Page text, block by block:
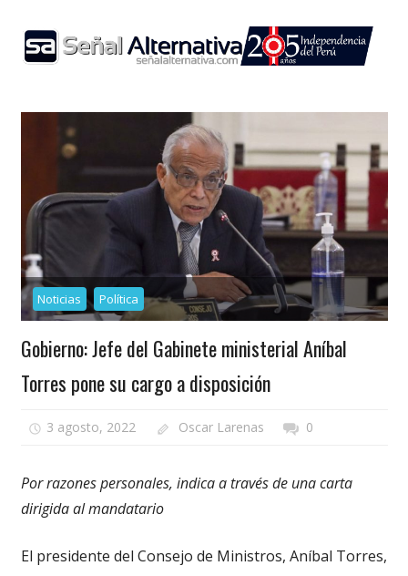
content
Noticias Política
Gobierno: Jefe del Gabinete ministerial Aníbal
Torres pone su cargo a disposición
3 agosto, 2022 Oscar Larenas 0
Por razones personales, indica a través de una carta
dirigida al mandatario
El presidente del Consejo de Ministros, Aníbal Torres,